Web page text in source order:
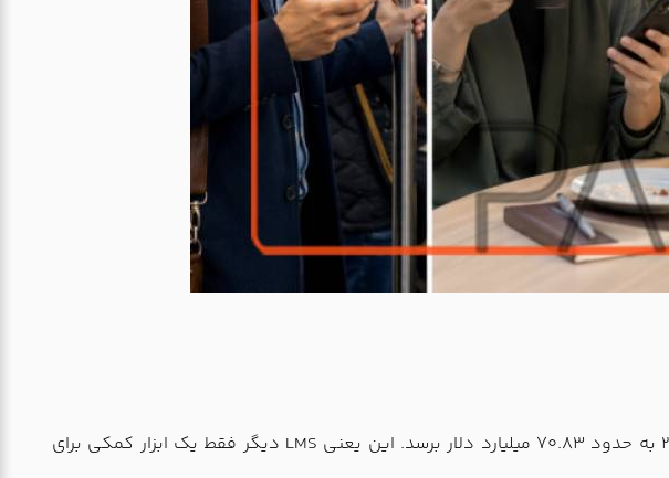
ارزش بازار جهانی LMS در سال 2025 حدود 28.58 میلیارد دلار برآورد شده و انتظار می‌رود تا سال 2030 به حدود 70.83 میلیارد دلار برسد. این یعنی LMS دیگر فقط یک ابزار کمکی برای